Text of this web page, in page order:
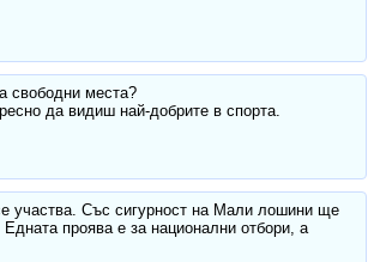
свободни места?
да видиш най-добрите в спорта.
участва. Със сигурност на Мали лошини ще
проява е за национални отбори, а